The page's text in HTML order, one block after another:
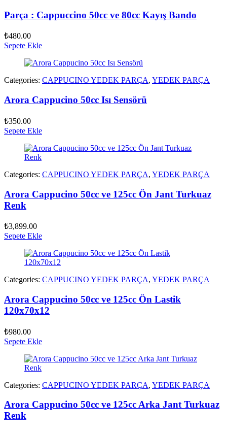
Parça : Cappuccino 50cc ve 80cc Kayış Bando
₺480.00
Sepete Ekle
Categories: CAPPUCINO YEDEK PARÇA, YEDEK PARÇA
Arora Cappucino 50cc Isı Sensörü
₺350.00
Sepete Ekle
Categories: CAPPUCINO YEDEK PARÇA, YEDEK PARÇA
Arora Cappucino 50cc ve 125cc Ön Jant Turkuaz
Renk
₺3,899.00
Sepete Ekle
Categories: CAPPUCINO YEDEK PARÇA, YEDEK PARÇA
Arora Cappucino 50cc ve 125cc Ön Lastik
120x70x12
₺980.00
Sepete Ekle
Categories: CAPPUCINO YEDEK PARÇA, YEDEK PARÇA
Arora Cappucino 50cc ve 125cc Arka Jant Turkuaz
Renk